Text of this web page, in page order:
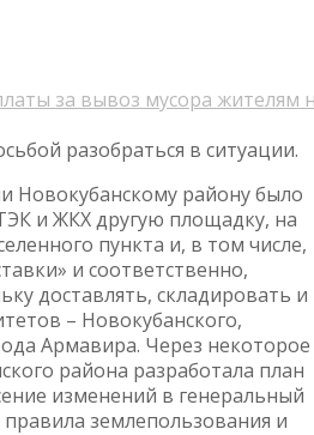
за вывоз мусора жителям
разобраться в ситуации.
Новокубанскому району было
и ЖКХ другую площадку, на
пункта и, в том числе,
и соответственно,
доставлять, складировать и
– Новокубанского,
Армавира. Через некоторое
района разработала план
изменений в генеральный
правила землепользования и